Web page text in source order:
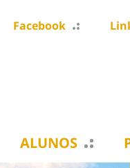
Facebook
ALUNOS